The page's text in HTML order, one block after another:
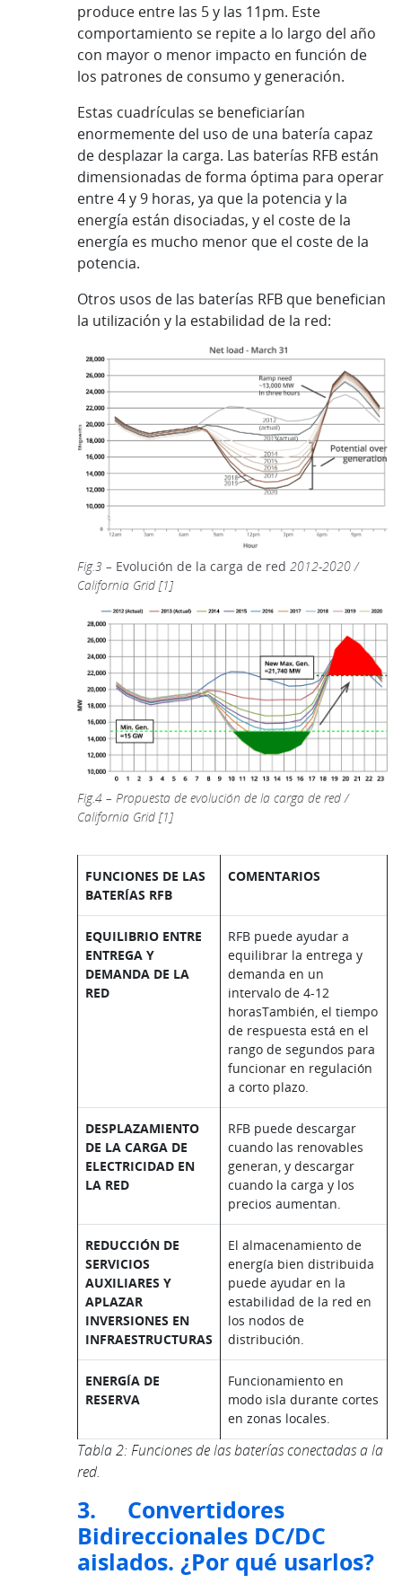
produce entre las 5 y las 11pm. Este
comportamiento se repite a lo largo del año
con mayor o menor impacto en función de
los patrones de consumo y generación.
Estas cuadrículas se beneficiarían
enormemente del uso de una batería capaz
de desplazar la carga. Las baterías RFB están
dimensionadas de forma óptima para operar
entre 4 y 9 horas, ya que la potencia y la
energía están disociadas, y el coste de la
energía es mucho menor que el coste de la
potencia.
Otros usos de las baterías RFB que benefician
la utilización y la estabilidad de la red:
Fig.3 – Evolución de la carga de red 2012-2020 /
California Grid [1]
Fig.4 – Propuesta de evolución de la carga de red /
California Grid [1]
FUNCIONES DE LAS
BATERÍAS RFB
COMENTARIOS
EQUILIBRIO ENTRE
ENTREGA Y
DEMANDA DE LA
RED
RFB puede ayudar a
equilibrar la entrega y
demanda en un
intervalo de 4-12
horasTambién, el tiempo
de respuesta está en el
rango de segundos para
funcionar en regulación
a corto plazo.
DESPLAZAMIENTO
DE LA CARGA DE
ELECTRICIDAD EN
LA RED
RFB puede descargar
cuando las renovables
generan, y descargar
cuando la carga y los
precios aumentan.
REDUCCIÓN DE
SERVICIOS
AUXILIARES Y
APLAZAR
INVERSIONES EN
INFRAESTRUCTURAS
El almacenamiento de
energía bien distribuida
puede ayudar en la
estabilidad de la red en
los nodos de
distribución.
ENERGÍA DE
RESERVA
Funcionamiento en
modo isla durante cortes
en zonas locales.
Tabla 2: Funciones de las baterías conectadas a la
red.
3. Convertidores
Bidireccionales DC/DC
aislados. ¿Por qué usarlos?